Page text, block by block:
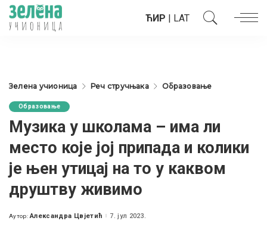
ЋИР | LAT
Зелена учионица Реч стручњака Образовање
Образовање
Музика у школама – има ли
место које јој припада и колики
је њен утицај на то у каквом
друштву живимо
Posted
Аутор: Александра Цвјетић 7. јул 2023.